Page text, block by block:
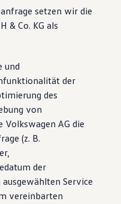
setzen wir die
& Co. KG als
und
der
des
von
AG die
(z. B.
der
Service
vereinbarten